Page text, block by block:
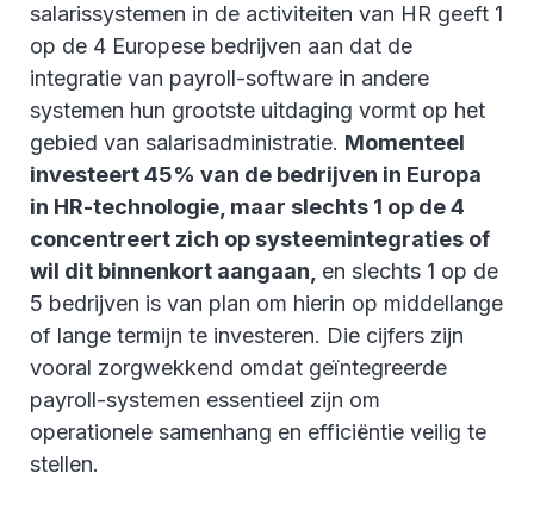
salarissystemen in de activiteiten van HR geeft 1
op de 4 Europese bedrijven aan dat de
integratie van payroll-software in andere
systemen hun grootste uitdaging vormt op het
gebied van salarisadministratie. Momenteel
investeert 45% van de bedrijven in Europa
in HR-technologie, maar slechts 1 op de 4
concentreert zich op systeemintegraties of
wil dit binnenkort aangaan, en slechts 1 op de
5 bedrijven is van plan om hierin op middellange
of lange termijn te investeren. Die cijfers zijn
vooral zorgwekkend omdat geïntegreerde
payroll-systemen essentieel zijn om
operationele samenhang en efficiëntie veilig te
stellen.